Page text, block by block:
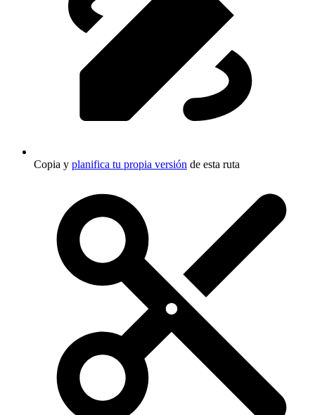
Copia y planifica tu propia versión de esta ruta